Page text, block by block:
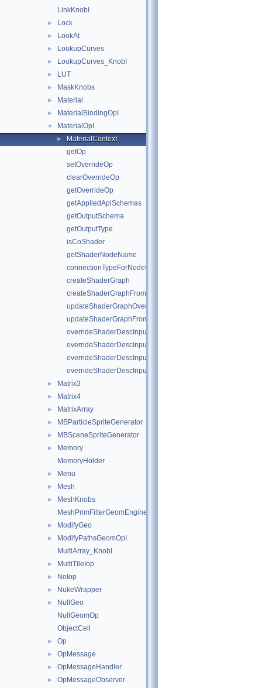
LinkKnobI
► Lock
► LookAt
► LookupCurves
► LookupCurves_KnobI
► LUT
► MaskKnobs
► Material
► MaterialBindingOpI
▼ MaterialOpI
►
MaterialContext
getOp
setOverrideOp
clearOverrideOp
getOverrideOp
getAppliedApiSchemas
getOutputSchema
getOutputType
isCoShader
getShaderNodeName
connectionTypeForNodeInput
createShaderGraph
createShaderGraphFromOp
updateShaderGraphOverrides
updateShaderGraphFromOp
overrideShaderDescInput
overrideShaderDescInput
overrideShaderDescInput
overrideShaderDescInput
► Matrix3
► Matrix4
► MatrixArray
► MBParticleSpriteGenerator
► MBSceneSpriteGenerator
►
Memory
MemoryHolder
► Menu
► Mesh
►
MeshKnobs
MeshPrimFilterGeomEngineI
► ModifyGeo
►
ModifyPathsGeomOpI
MultiArray_KnobI
► MultiTileIop
► NoIop
► NukeWrapper
►
NullGeo
NullGeomOp
ObjectCell
► Op
► OpMessage
► OpMessageHandler
►
OpMessageObserver